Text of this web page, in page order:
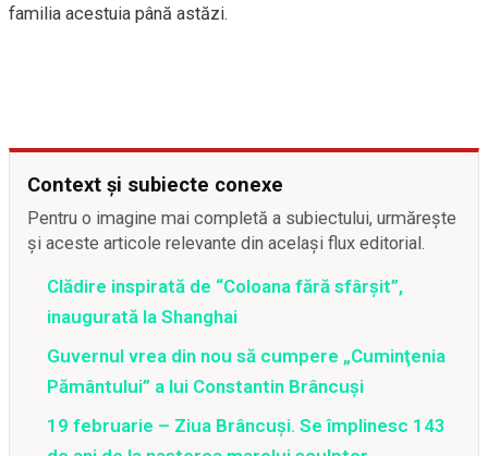
familia acestuia până astăzi.
Context și subiecte conexe
Pentru o imagine mai completă a subiectului, urmărește
și aceste articole relevante din același flux editorial.
Clădire inspirată de “Coloana fără sfârşit”,
inaugurată la Shanghai
Guvernul vrea din nou să cumpere „Cuminţenia
Pământului” a lui Constantin Brâncuşi
19 februarie – Ziua Brâncuşi. Se împlinesc 143